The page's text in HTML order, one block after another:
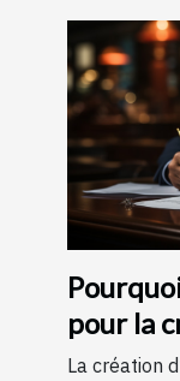
pour la
La création